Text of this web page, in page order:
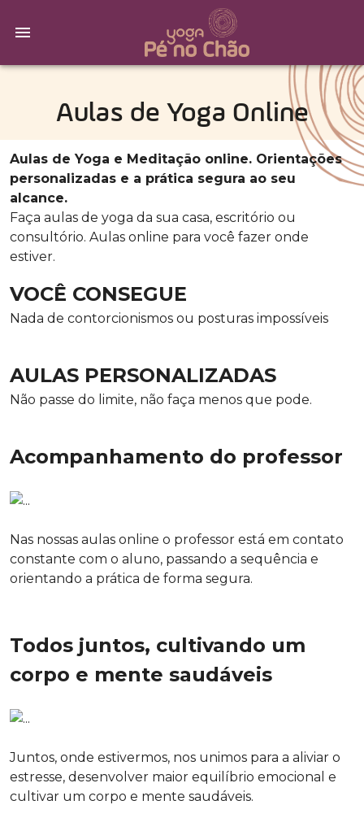
Aulas de Yoga Online
Aulas de Yoga e Meditação online. Orientações
personalizadas e a prática segura ao seu
alcance.
Faça aulas de yoga da sua casa, escritório ou
consultório. Aulas online para você fazer onde
estiver.
VOCÊ CONSEGUE
Nada de contorcionismos ou posturas impossíveis
AULAS PERSONALIZADAS
Não passe do limite, não faça menos que pode.
Acompanhamento do professor
Nas nossas aulas online o professor está em contato
constante com o aluno, passando a sequência e
orientando a prática de forma segura.
Todos juntos, cultivando um
corpo e mente saudáveis
Juntos, onde estivermos, nos unimos para a aliviar o
estresse, desenvolver maior equilíbrio emocional e
cultivar um corpo e mente saudáveis.